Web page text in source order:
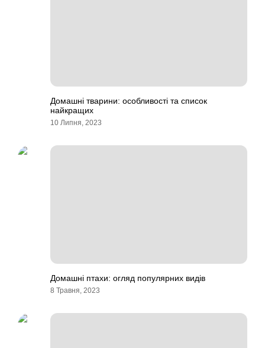
Домашні тварини: особливості та список
найкращих
10 Липня, 2023
Домашні птахи: огляд популярних видів
8 Травня, 2023